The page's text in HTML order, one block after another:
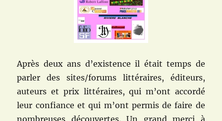
Après deux ans d’existence il était temps de
parler des sites/forums littéraires, éditeurs,
auteurs et prix littéraires, qui m’ont accordé
leur confiance et qui m’ont permis de faire de